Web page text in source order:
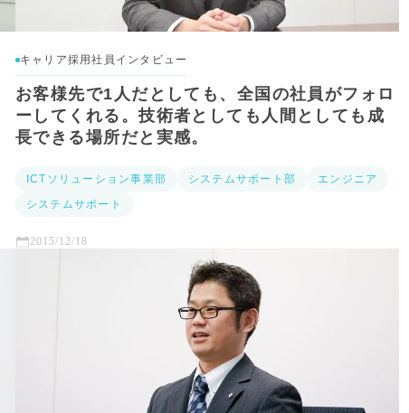
キャリア採用社員インタビュー
お客様先で1人だとしても、全国の社員がフォロ
ーしてくれる。技術者としても人間としても成
長できる場所だと実感。
ICTソリューション事業部 システムサポート部
エンジニア
システムサポート
2015/12/18